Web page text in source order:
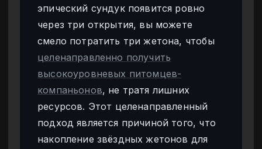
эпический сундук появится ровно
через три открытия, вы можете
смело потратить три жетона, чтобы
целенаправленно получить
высокоуровневых питомцев-
компаньонов, не тратя лишних
ресурсов. Этот целенаправленный
подход является причиной того, что
накопление звёздных жетонов для